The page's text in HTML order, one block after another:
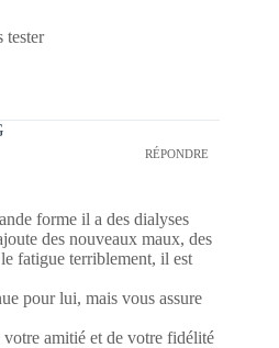
tester
RÉPONDRE
forme il a des dialyses
des nouveaux maux, des
fatigue terriblement, il est
pour lui, mais vous assure
votre amitié et de votre fidélité